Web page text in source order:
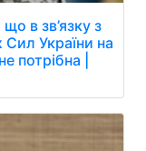
в зв’язку з
України на
потрібна |